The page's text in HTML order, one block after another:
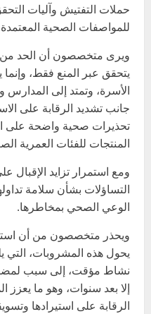
حملات التفتيش وآليات
للمواصفات الصحية
ويرى متخصصون أن الحد
يتحقق عبر المنع فقط،
الأسرة، وتمتد إلى المدارس
جانب تشديد الرقابة على
تحذيرات صحية واضحة على
المنتجات للفئات العمرية
ومع استمرار تزايد الإقبال
التساؤلات بشأن سلامة
الوعي الصحي بمخاطرها.
ويحذر متخصصون من أن
يحول هذه المشروبات، التي
نشاط مؤقت، إلى سبب
إلا بعد سنوات، وهو ما يعزز
الرقابة على استيرادها